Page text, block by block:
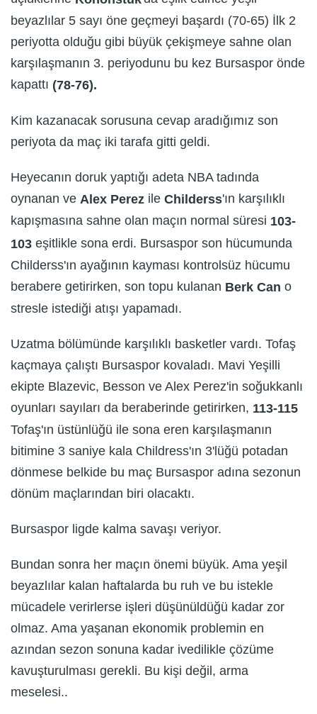
beyazlılar 5 sayı öne geçmeyi başardı (70-65) İlk 2
periyotta olduğu gibi büyük çekişmeye sahne olan
karşılaşmanın 3. periyodunu bu kez Bursaspor önde
kapattı (78-76).
Kim kazanacak sorusuna cevap aradığımız son
periyota da maç iki tarafa gitti geldi.
Heyecanın doruk yaptığı adeta NBA tadında
oynanan ve Alex Perez ile Childerss'ın karşılıklı
kapışmasına sahne olan maçın normal süresi 103-
103 eşitlikle sona erdi. Bursaspor son hücumunda
Childerss'ın ayağının kayması kontrolsüz hücumu
berabere getirirken, son topu kulanan Berk Can o
stresle istediği atışı yapamadı.
Uzatma bölümünde karşılıklı basketler vardı. Tofaş
kaçmaya çalıştı Bursaspor kovaladı. Mavi Yeşilli
ekipte Blazevic, Besson ve Alex Perez'in soğukkanlı
oyunları sayıları da beraberinde getirirken, 113-115
Tofaş'ın üstünlüğü ile sona eren karşılaşmanın
bitimine 3 saniye kala Childress'ın 3'lüğü potadan
dönmese belkide bu maç Bursaspor adına sezonun
dönüm maçlarından biri olacaktı.
Bursaspor ligde kalma savaşı veriyor.
Bundan sonra her maçın önemi büyük. Ama yeşil
beyazlılar kalan haftalarda bu ruh ve bu istekle
mücadele verirlerse işleri düşünüldüğü kadar zor
olmaz. Ama yaşanan ekonomik problemin en
azından sezon sonuna kadar ivedilikle çözüme
kavuşturulması gerekli. Bu kişi değil, arma
meselesi..